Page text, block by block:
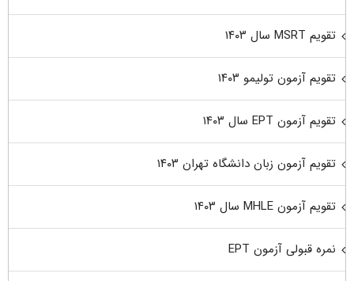
تقویم MSRT سال ۱۴۰۳
تقویم آزمون تولیمو ۱۴۰۳
تقویم آزمون EPT سال ۱۴۰۳
تقویم آزمون زبان دانشگاه تهران ۱۴۰۳
تقویم آزمون MHLE سال ۱۴۰۳
نمره قبولی آزمون EPT